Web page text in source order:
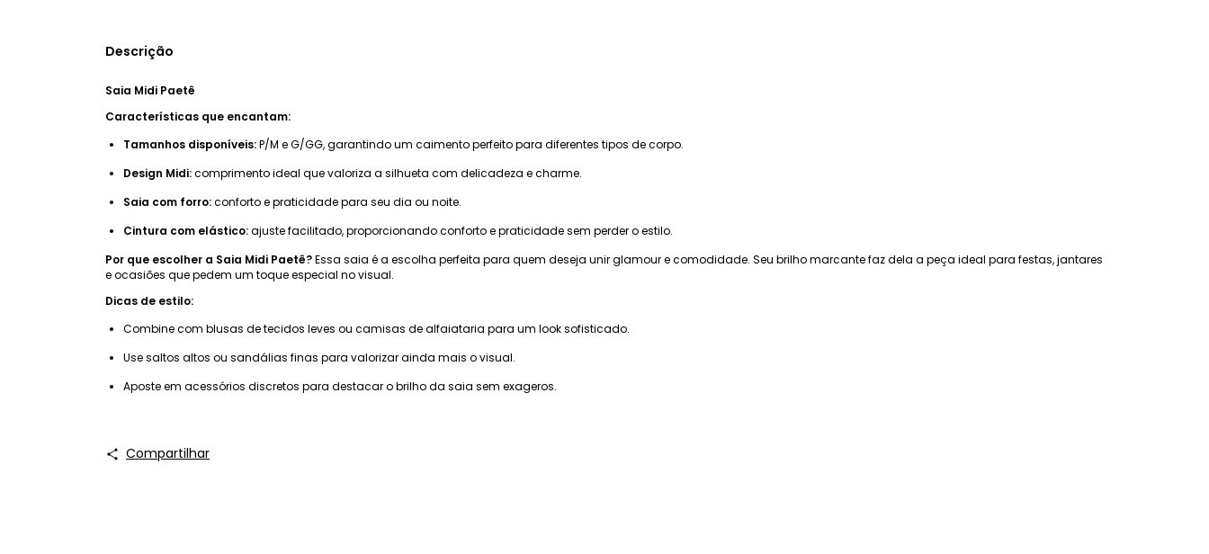
Descrição
Saia Midi Paetê
Características que encantam:
Tamanhos disponíveis:P/M e G/GG, garantindo um caimento perfeito para diferentes tipos de corpo.
Design Midi:comprimento ideal que valoriza a silhueta com delicadeza e charme.
Saia com forro:conforto e praticidade para seu dia ou noite.
Cintura com elástico:ajuste facilitado, proporcionando conforto e praticidade sem perder o estilo.
Por que escolher a Saia Midi Paetê?Essa saia é a escolha perfeita para quem deseja unir glamour e comodidade. Seu brilho marcante faz dela a peça ideal para festas, jantares
e ocasiões que pedem um toque especial no visual.
Dicas de estilo:
Combine com blusas de tecidos leves ou camisas de alfaiataria para um look sofisticado.
Use saltos altos ou sandálias finas para valorizar ainda mais o visual.
Aposte em acessórios discretos para destacar o brilho da saia sem exageros.
Compartilhar